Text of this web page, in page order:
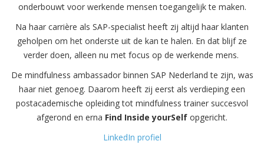
onderbouwt voor werkende mensen toegangelijk te maken.
Na haar carrière als SAP-specialist heeft zij altijd haar klanten
geholpen om het onderste uit de kan te halen. En dat blijf ze
verder doen, alleen nu met focus op de werkende mens.
De mindfulness ambassador binnen SAP Nederland te zijn, was
haar niet genoeg. Daarom heeft zij eerst als verdieping een
postacademische opleiding tot mindfulness trainer succesvol
afgerond en erna Find Inside yourSelf opgericht.
LinkedIn profiel